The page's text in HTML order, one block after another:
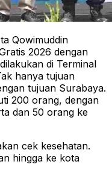
Qowimuddin
2026 dengan
di Terminal
hanya tujuan
tujuan Surabaya.
200 orang, dengan
dan 50 orang ke
cek kesehatan.
hingga ke kota